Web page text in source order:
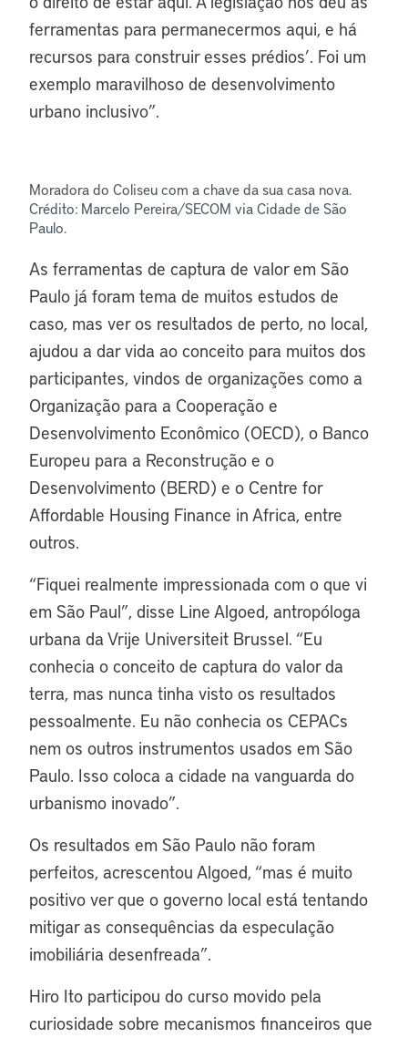
ferramentas para permanecermos aqui, e há
recursos para construir esses prédios’. Foi um
exemplo maravilhoso de desenvolvimento
urbano inclusivo”.
Moradora do Coliseu com a chave da sua casa nova.
Crédito: Marcelo Pereira/SECOM via Cidade de São
Paulo.
As ferramentas de captura de valor em São
Paulo já foram tema de muitos estudos de
caso, mas ver os resultados de perto, no local,
ajudou a dar vida ao conceito para muitos dos
participantes, vindos de organizações como a
Organização para a Cooperação e
Desenvolvimento Econômico (OECD), o Banco
Europeu para a Reconstrução e o
Desenvolvimento (BERD) e o Centre for
Affordable Housing Finance in Africa, entre
outros.
“Fiquei realmente impressionada com o que vi
em São Paul”, disse Line Algoed, antropóloga
urbana da Vrije Universiteit Brussel. “Eu
conhecia o conceito de captura do valor da
terra, mas nunca tinha visto os resultados
pessoalmente. Eu não conhecia os CEPACs
nem os outros instrumentos usados em São
Paulo. Isso coloca a cidade na vanguarda do
urbanismo inovado”.
Os resultados em São Paulo não foram
perfeitos, acrescentou Algoed, “mas é muito
positivo ver que o governo local está tentando
mitigar as consequências da especulação
imobiliária desenfreada”.
Hiro Ito participou do curso movido pela
curiosidade sobre mecanismos financeiros que